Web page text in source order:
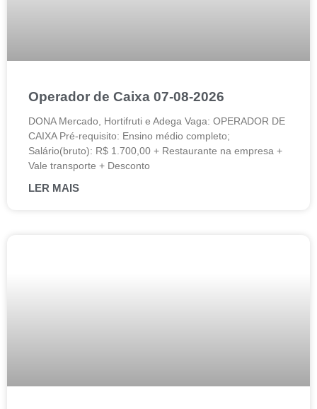
Operador de Caixa 07-08-2026
DONA Mercado, Hortifruti e Adega Vaga: OPERADOR DE
CAIXA Pré-requisito: Ensino médio completo;
Salário(bruto): R$ 1.700,00 + Restaurante na empresa +
Vale transporte + Desconto
LER MAIS